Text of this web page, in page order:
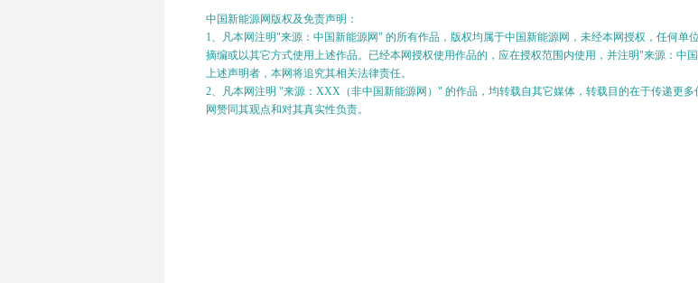
中国新能源网版权及免责声明：
1、凡本网注明"来源：中国新能源网" 的所有作品，版权均属于中国新能源网，未经本网授权，任何单位
摘编或以其它方式使用上述作品。已经本网授权使用作品的，应在授权范围内使用，并注明"来源：中
上述声明者，本网将追究其相关法律责任。
2、凡本网注明 "来源：XXX（非中国新能源网）" 的作品，均转载自其它媒体，转载目的在于传递更多
网赞同其观点和对其真实性负责。